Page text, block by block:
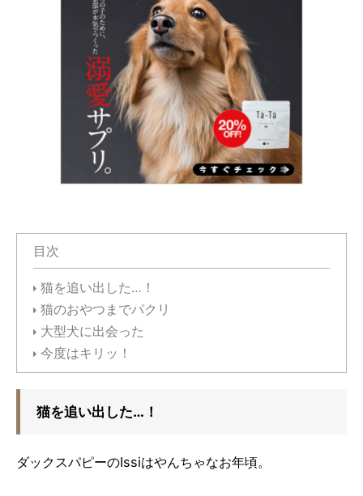
目次
猫を追い出した…！
猫のおやつまでパクリ
大型犬に出会った
今度はキリッ！
猫を追い出した…！
ダックスパピーのIssiはやんちゃなお年頃。